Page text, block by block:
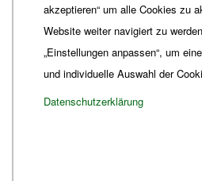
akzeptieren“ um alle Cookies zu
Website weiter navigiert zu
„Einstellungen anpassen“, um
und individuelle Auswahl der
Datenschutzerklärung